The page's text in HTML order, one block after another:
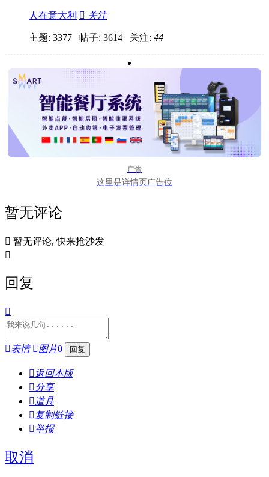
人在意大利  关注
主题: 3377 帖子: 3614 关注: 44
广告
这里是详情页广告位
暂无评论
 暂无评论, 快来抢沙发

回复

表情 图片0
 返回本版
分享
 道具
 复制链接
举报
取消